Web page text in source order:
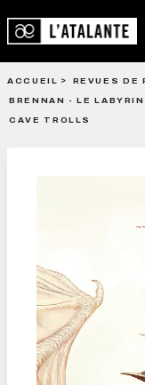
ACCUEIL
REVUES DE
BRENNAN - LE
CAVE TROLLS